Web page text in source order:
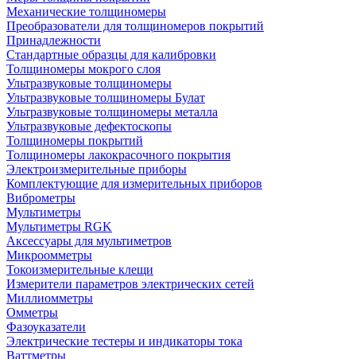
Механические толщиномеры
Преобразователи для толщиномеров покрытий
Принадлежности
Стандартные образцы для калибровки
Толщиномеры мокрого слоя
Ультразвуковые толщиномеры
Ультразвуковые толщиномеры Булат
Ультразвуковые толщиномеры металла
Ультразвуковые дефектоскопы
Толщиномеры покрытий
Толщиномеры лакокрасочного покрытия
Электроизмерительные приборы
Комплектующие для измерительных приборов
Виброметры
Мультиметры
Мультиметры RGK
Аксессуары для мультиметров
Микроомметры
Токоизмерительные клещи
Измерители параметров электрических сетей
Миллиомметры
Омметры
Фазоуказатели
Электрические тестеры и индикаторы тока
Ваттметры